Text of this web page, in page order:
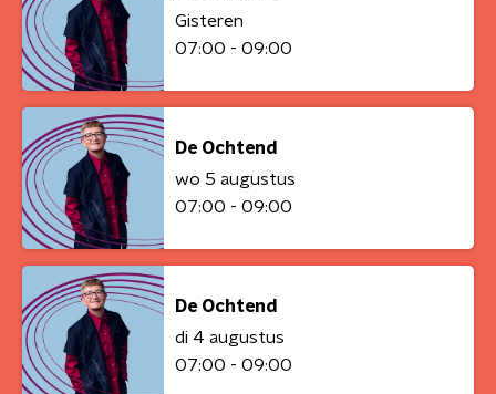
Gisteren
07:00 - 09:00
De Ochtend
wo 5 augustus
07:00 - 09:00
De Ochtend
di 4 augustus
07:00 - 09:00